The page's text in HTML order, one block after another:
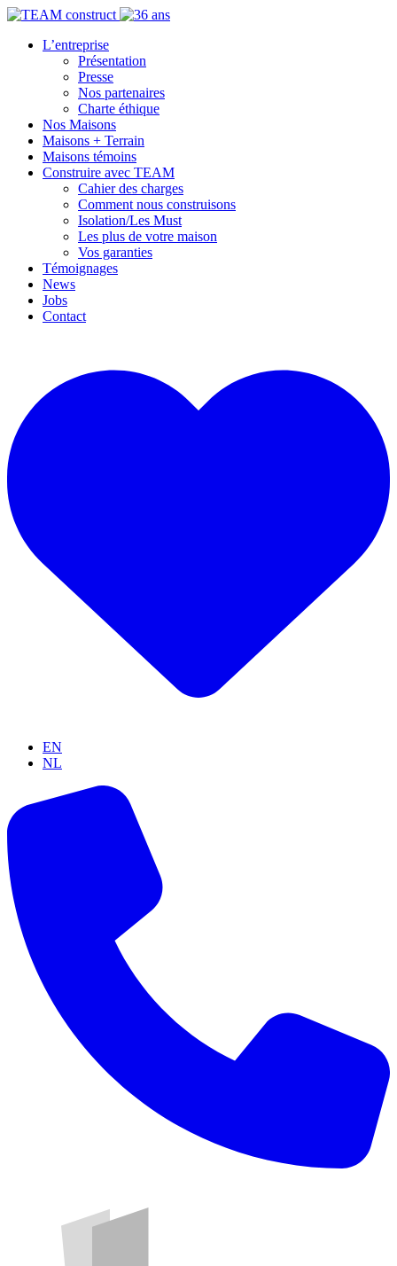
L’entreprise
Présentation
Presse
Nos partenaires
Charte éthique
Nos Maisons
Maisons + Terrain
Maisons témoins
Construire avec TEAM
Cahier des charges
Comment nous construisons
Isolation/Les Must
Les plus de votre maison
Vos garanties
Témoignages
News
Jobs
Contact
EN
NL